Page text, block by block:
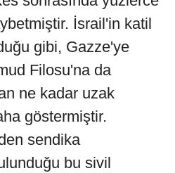
İsrail'in katil
gibi, Gazze'ye
Filosu'na da
ne kadar uzak
göstermiştir.
sendika
bu sivil